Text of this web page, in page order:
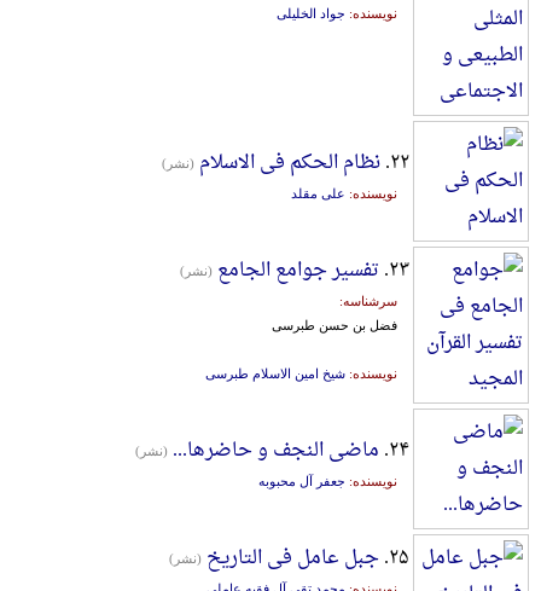
نویسنده: جواد الخلیلی
۲۲. نظام الحکم فی الاسلام (نشر)
نویسنده: علی مقلد
۲۳. تفسیر جوامع الجامع (نشر)
سرشناسه:
فضل بن حسن طبرسی
نویسنده: شیخ امین الاسلام طبرسی
۲۴. ماضی النجف و حاضرها... (نشر)
نویسنده: جعفر آل محبوبه
۲۵. جبل عامل فی التاریخ (نشر)